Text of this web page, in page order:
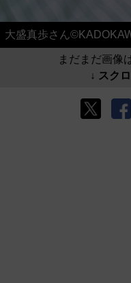
大盛真歩さん
まだまだ画像
↓ スク